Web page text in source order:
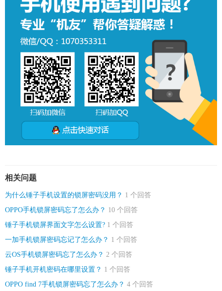
相关问题
为什么锤子手机设置的锁屏密码没用？ 1 个回答
OPPO手机锁屏密码忘了怎么办？ 10 个回答
锤子手机锁屏界面文字怎么设置? 1 个回答
一加手机锁屏密码忘记了怎么办？ 1 个回答
云OS手机锁屏密码忘了怎么办？ 2 个回答
锤子手机开机密码在哪里设置？ 1 个回答
OPPO find 7手机锁屏密码忘了怎么办？ 4 个回答